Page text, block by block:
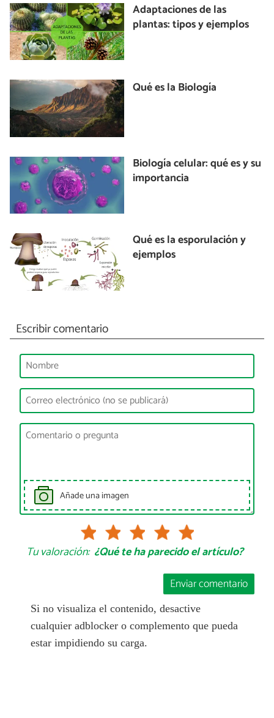
Adaptaciones de las
plantas: tipos y ejemplos
Qué es la Biología
Biología celular: qué es y su
importancia
Qué es la esporulación y
ejemplos
Escribir comentario
Añade una imagen
Tu valoración: ¿Qué te ha parecido el artículo?
Enviar comentario
Si no visualiza el contenido, desactive
cualquier adblocker o complemento que pueda
estar impidiendo su carga.